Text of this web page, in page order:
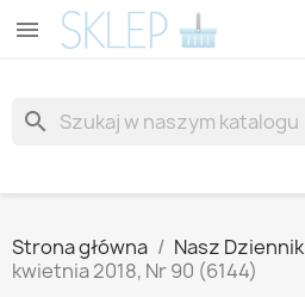

search
Strona główna Nasz Dziennik
kwietnia 2018, Nr 90 (6144)